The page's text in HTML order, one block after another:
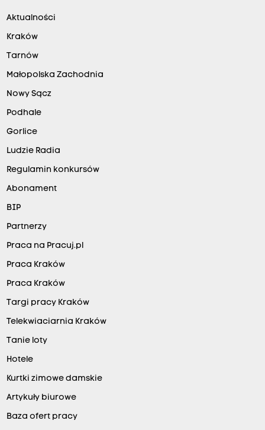
Aktualności
Kraków
Tarnów
Małopolska Zachodnia
Nowy Sącz
Podhale
Gorlice
Ludzie Radia
Regulamin konkursów
Abonament
BIP
Partnerzy
Praca na Pracuj.pl
Praca Kraków
Praca Kraków
Targi pracy Kraków
Telekwiaciarnia Kraków
Tanie loty
Hotele
Kurtki zimowe damskie
Artykuły biurowe
Baza ofert pracy